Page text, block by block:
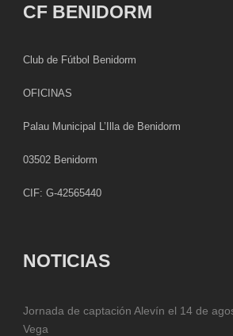
CF BENIDORM
Club de Fútbol Benidorm
OFICINAS
Palau Municipal L’Illa de Benidorm
03502 Benidorm
CIF: G-42565440
NOTICIAS
Jornada de captación Alevín el 14 de
Vega